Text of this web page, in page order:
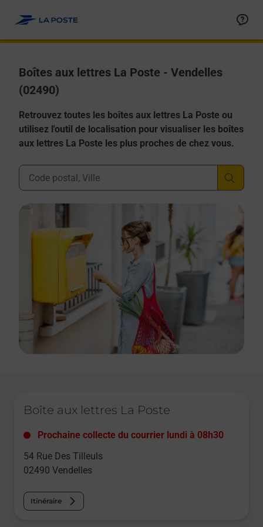
Boîtes aux lettres La Poste - Vendelles
(02490)
Retrouvez toutes les boîtes aux lettres La Poste ou
utilisez l'outil de localisation pour visualiser les boîtes
aux lettres La Poste les plus proches de chez vous.
Ville, Département, Code Postal
Boîte aux lettres La Poste
Prochaine collecte du courrier lundi à 08h30
54 Rue Des Tilleuls
02490 Vendelles
Itinéraire